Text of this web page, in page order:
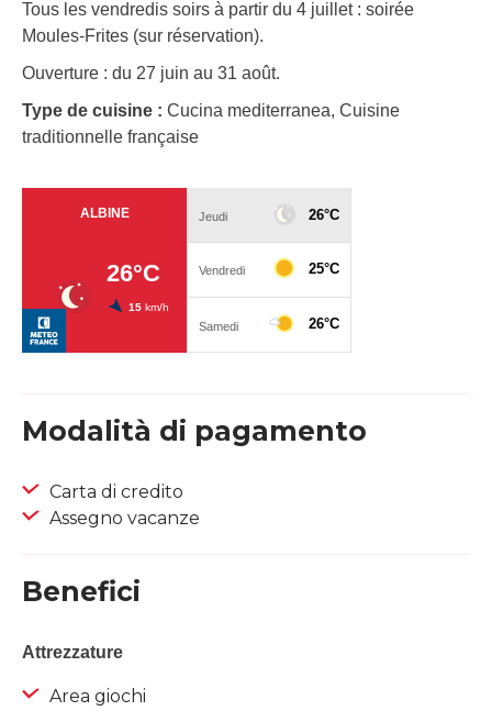
Tous les vendredis soirs à partir du 4 juillet : soirée
Moules-Frites (sur réservation).
Ouverture : du 27 juin au 31 août.
Type de cuisine : Cucina mediterranea, Cuisine
traditionnelle française
Modalità di pagamento
Carta di credito
Assegno vacanze
Benefici
Attrezzature
Area giochi